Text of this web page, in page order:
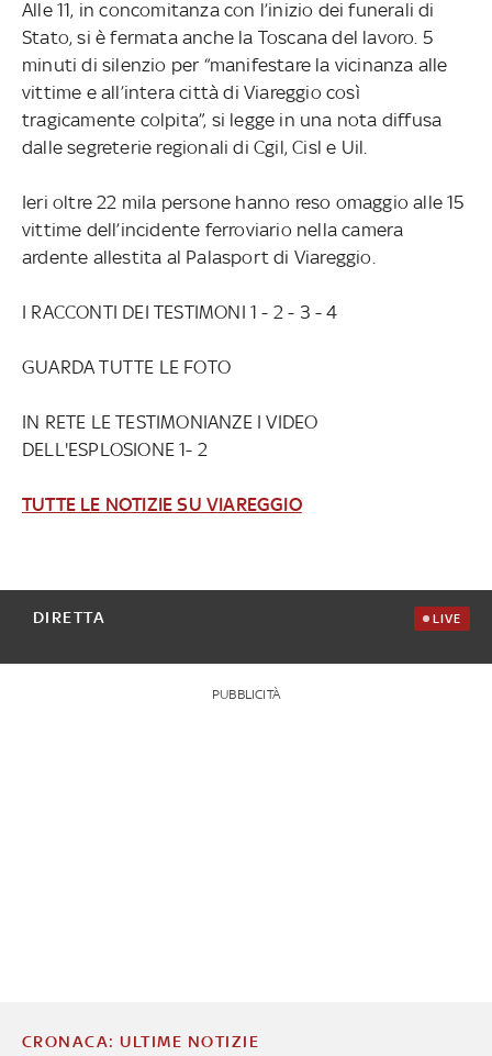
Alle 11, in concomitanza con l’inizio dei funerali di
Stato, si è fermata anche la Toscana del lavoro. 5
minuti di silenzio per “manifestare la vicinanza alle
vittime e all’intera città di Viareggio così
tragicamente colpita”, si legge in una nota diffusa
dalle segreterie regionali di Cgil, Cisl e Uil.
Ieri oltre 22 mila persone hanno reso omaggio alle 15
vittime dell’incidente ferroviario nella camera
ardente allestita al Palasport di Viareggio.
I RACCONTI DEI TESTIMONI 1 - 2 - 3 - 4
GUARDA TUTTE LE FOTO
IN RETE LE TESTIMONIANZE I VIDEO
DELL'ESPLOSIONE 1- 2
TUTTE LE NOTIZIE SU VIAREGGIO
DIRETTA LIVE
PUBBLICITÀ
CRONACA: ULTIME NOTIZIE